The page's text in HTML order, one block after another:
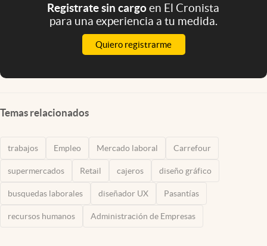
Registrate sin cargoen El Cronista
para una experiencia a tu medida.
Quiero registrarme
Temas relacionados
trabajos Empleo Mercado laboral Carrefour
supermercados Retail cajeros diseño gráfico
busquedas laborales diseñador UX Pasantías
recursos humanos Administración de Empresas